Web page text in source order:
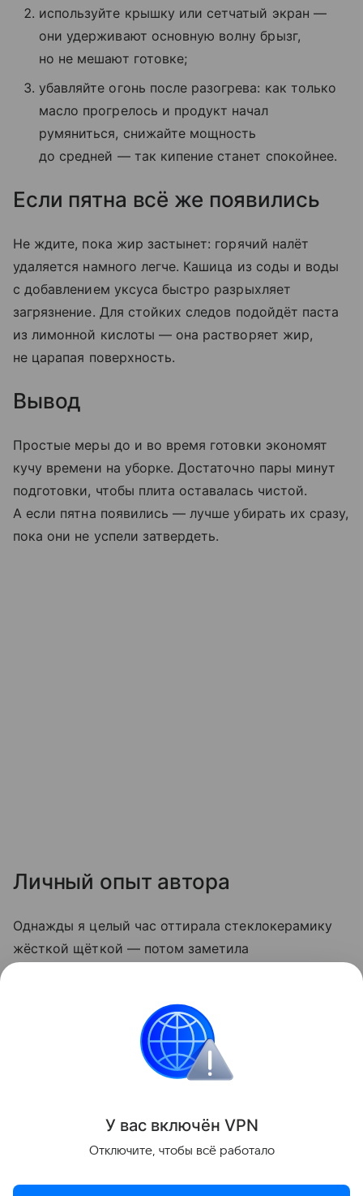
используйте крышку или сетчатый экран —
они удерживают основную волну брызг,
но не мешают готовке;
убавляйте огонь после разогрева: как только
масло прогрелось и продукт начал
румяниться, снижайте мощность
до средней — так кипение станет спокойнее.
Если пятна всё же появились
Не ждите, пока жир застынет: горячий налёт
удаляется намного легче. Кашица из соды и воды
с добавлением уксуса быстро разрыхляет
загрязнение. Для стойких следов подойдёт паста
из лимонной кислоты — она растворяет жир,
не царапая поверхность.
Вывод
Простые меры до и во время готовки экономят
кучу времени на уборке. Достаточно пары минут
подготовки, чтобы плита оставалась чистой.
А если пятна появились — лучше убирать их сразу,
пока они не успели затвердеть.
Личный опыт автора
Однажды я целый час оттирала стеклокерамику
жёсткой щёткой — потом заметила
стороной губки и содой. Теперь плита выглядит
опрятно даже после самых «бурных» блюд.
У вас включён VPN
Отключите, чтобы всё работало